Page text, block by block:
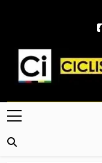
Web Dedicada Al
Crónicas, Previas